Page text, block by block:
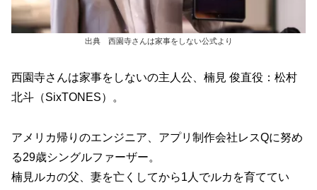
出典 西園寺さんは家事をしない公式より
西園寺さんは家事をしないの主人公、楠見 俊直役：松村
北斗（SixTONES）。
アメリカ帰りのエンジニア、アプリ制作会社レスQに努め
る29歳シングルファーザー。
楠見ルカの父、妻を亡くしてから1人でルカを育ててい